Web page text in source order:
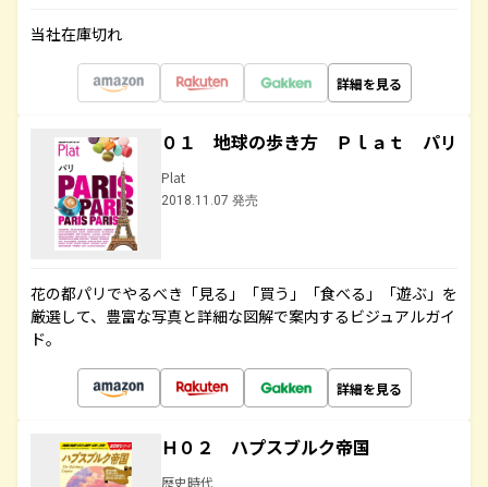
当社在庫切れ
詳細を見る
０１ 地球の歩き方 Ｐｌａｔ パリ
Plat
2018.11.07 発売
花の都パリでやるべき「見る」「買う」「食べる」「遊ぶ」を
厳選して、豊富な写真と詳細な図解で案内するビジュアルガイ
ド。
詳細を見る
Ｈ０２ ハプスブルク帝国
歴史時代